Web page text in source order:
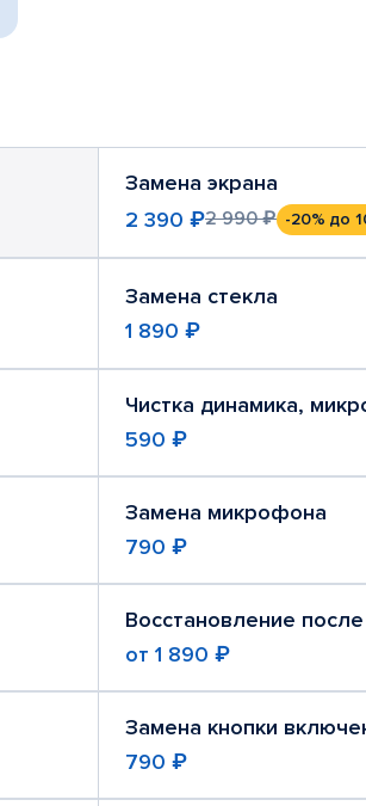
Замена экрана
2 390 ₽2 990 ₽ -20% до
Замена стекла
1 890 ₽
Чистка динамика,
590 ₽
Замена микрофона
790 ₽
Восстановление
от 1 890 ₽
Замена кнопки
790 ₽